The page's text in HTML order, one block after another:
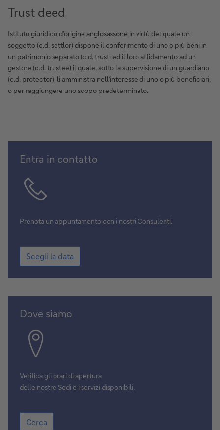
Trust deed
Istituto giuridico d’origine anglosassone in virtù del quale un
soggetto (c.d. settlor) dispone il conferimento di uno o più beni in
un patrimonio separato (c.d. trust) ed il loro affidamento ad un
gestore (c.d. trustee) il quale, sotto la supervisione di un guardiano
(c.d. protector), li amministra nell’interesse di uno o più beneficiari,
o per raggiungere uno scopo predeterminato.
Scegli
la
data
Entra in contatto
Prenota un appuntamento con i nostri Consulenti.
Scegli
la
data
Scegli la data
Cerca
Dove siamo
Verifica gli orari di apertura
delle nostre Sedi e i servizi disponibili.
Cerca
Cerca